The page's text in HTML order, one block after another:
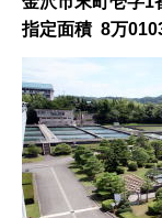
指定面積 8万